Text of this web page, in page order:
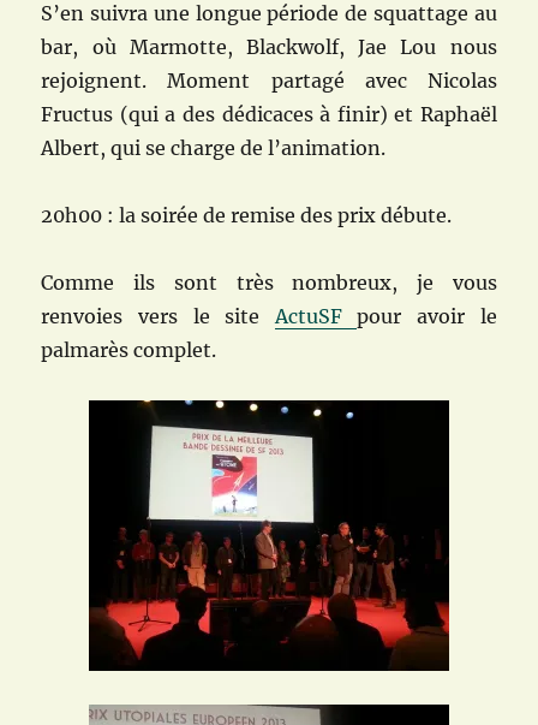
S’en suivra une longue période de squattage au
bar, où Marmotte, Blackwolf, Jae Lou nous
rejoignent. Moment partagé avec Nicolas
Fructus (qui a des dédicaces à finir) et Raphaël
Albert, qui se charge de l’animation.
20h00 : la soirée de remise des prix débute.
Comme ils sont très nombreux, je vous
renvoies vers le siteActuSFpour avoir le
palmarès complet.